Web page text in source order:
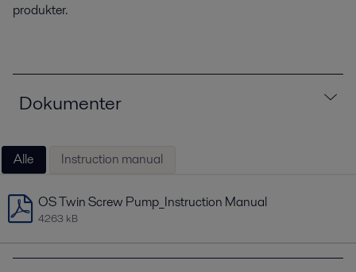
produkter.
Dokumenter
Alle Instruction manual
OS Twin Screw Pump_Instruction Manual
4263 kB